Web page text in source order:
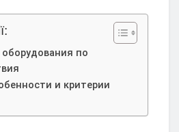
по
и критерии